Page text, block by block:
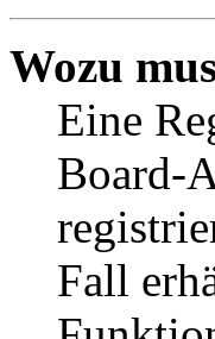
Wozu
Eine
Board-
Fall